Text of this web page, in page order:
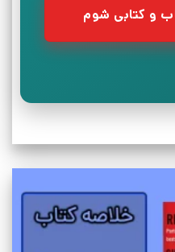
و کتابی شوم